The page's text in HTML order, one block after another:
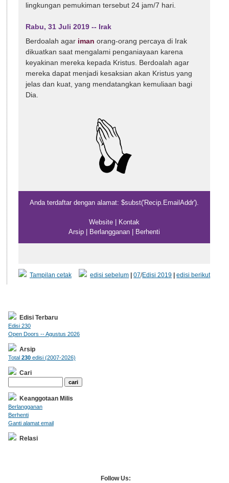
lingkungan pemukiman tersebut 24 jam/7 hari.
Rabu, 31 Juli 2019 -- Irak
Berdoalah agar iman orang-orang percaya di Irak
dikuatkan saat mengalami penganiayaan karena
keyakinan mereka kepada Kristus. Berdoalah agar
mereka dapat menjadi kesaksian akan Kristus yang
jelas dan kuat, yang mendatangkan kemuliaan bagi
Dia.
Anda terdaftar dengan alamat: $subst('Recip.EmailAddr').
Website| Kontak
Arsip| Berlangganan| Berhenti
Tampilan cetak edisi sebelum |07/Edisi 2019 |edisi berikut
Edisi Terbaru
Edisi 230
Open Doors -- Agustus 2026
Arsip
Total 230edisi (2007-2026)
Cari
Keanggotaan Milis
Berlangganan
Berhenti
Ganti alamat email
Relasi
Follow Us: